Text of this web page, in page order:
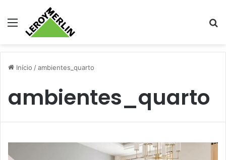
Menu
Início /ambientes_quarto
ambientes_quarto